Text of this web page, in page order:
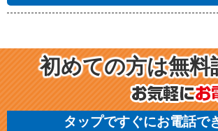
初めての方は無料
タップですぐにお電話で